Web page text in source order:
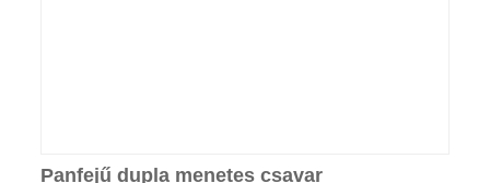
Panfejű dupla menetes csavar